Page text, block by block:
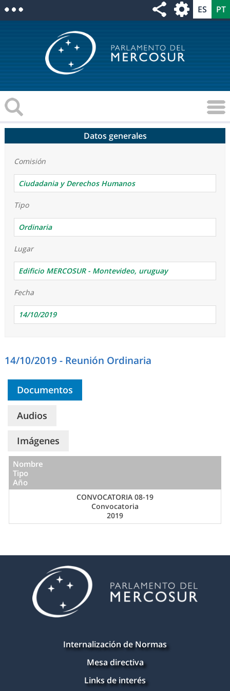
Datos generales
Comisión
Ciudadania y Derechos Humanos
Tipo
Ordinaria
Lugar
Edificio MERCOSUR - Montevideo, uruguay
Fecha
14/10/2019
14/10/2019 - Reunión Ordinaria
Documentos
Audios
Imágenes
Nombre
Tipo
Año
CONVOCATORIA 08-19
Convocatoria
2019
Internalización de Normas
Mesa directiva
Links de interés